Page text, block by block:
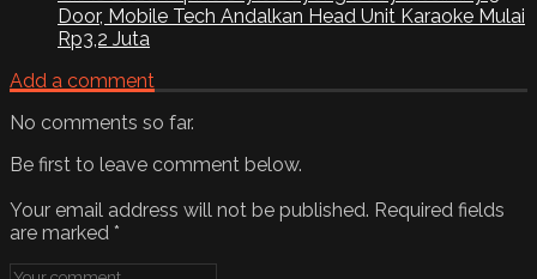
Door, Mobile Tech Andalkan Head Unit Karaoke Mulai
Rp3,2 Juta
Add a comment
No comments so far.
Be first to leave comment below.
Your email address will not be published. Required fields
are marked *